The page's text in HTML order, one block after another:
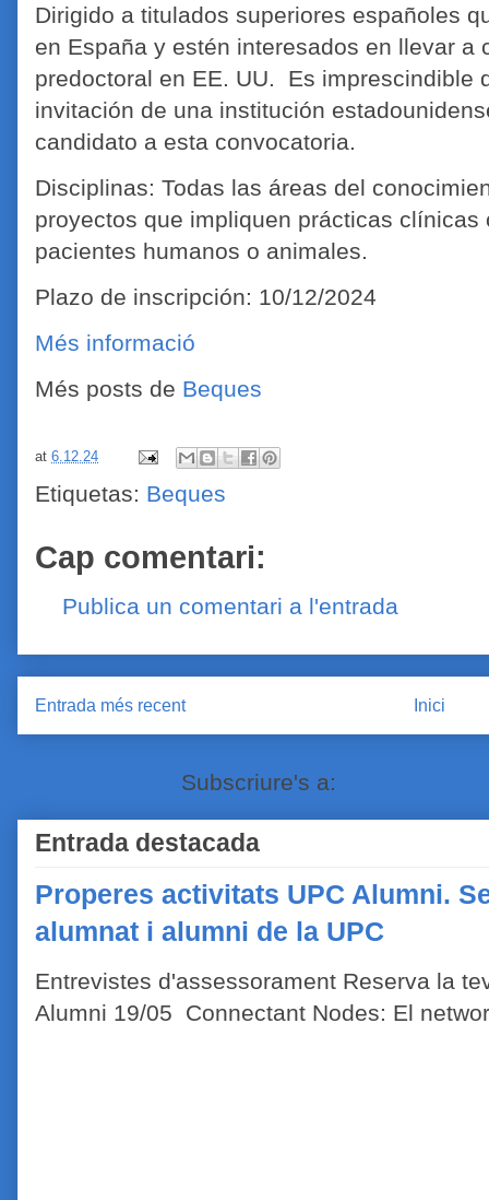
Di​rigido a titulados superiores españoles
en España y estén interesados en llevar a
predoctoral en EE. UU. Es imprescindible
invitación de una institución
candidato a esta convocatoria.
Disciplinas: ​Todas las áreas del
proyectos que impliquen prácticas clínicas
pacientes humanos o animales.
Plazo de inscripción: 10/12/2024
Més informació
Més posts de Beques
at 6.12.24
Etiquetas: Beques
Cap comentari:
Publica un comentari a l'entrada
Entrada més recent Inici
Subscriure's a:
Entrada destacada
Properes activitats UPC Alumni.
alumnat i alumni de la UPC
Entrevistes d'assessorament Reserva la
Alumni 19/05 Connectant Nodes: El